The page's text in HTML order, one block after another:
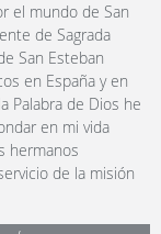
el mundo de San
de Sagrada
San Esteban
en España y en
Palabra de Dios he
en mi vida
hermanos
de la misión